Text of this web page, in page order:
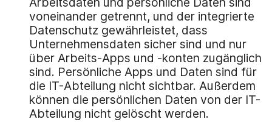
voneinander getrennt, und der integrierte
Datenschutz gewährleistet, dass
Unternehmensdaten sicher sind und nur
über Arbeits-Apps und -konten zugänglich
sind. Persönliche Apps und Daten sind für
die IT-Abteilung nicht sichtbar. Außerdem
können die persönlichen Daten von der IT-
Abteilung nicht gelöscht werden.